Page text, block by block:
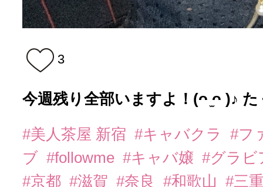
3
今週残り全部いますよ！(ᴖ ̫ᴖ )♪
#美人茶屋 新宿 #キャバクラ
#フ
ブ #followme #キャバ嬢 #グラ
#京都 #滋賀 #奈良 #和歌山
#三